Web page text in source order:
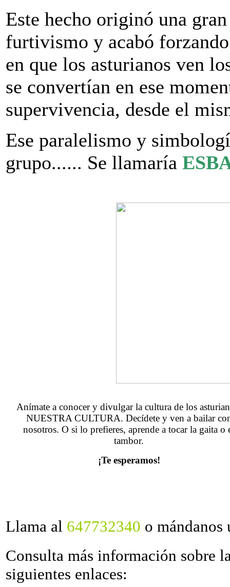
Este hecho originó una
furtivismo y acabó
en que los asturianos ven
se convertían en ese
supervivencia, desde el
Ese paralelismo y
grupo...... Se llamaría
Anímate a conocer y divulgar la cultura de los
NUESTRA CULTURA. Decídete y ven a bailar
nosotros. O si lo prefieres, aprende a tocar la gaita o
tambor.
¡Te esperamos!
Llama al 647732340 o
Consulta más información sobre
siguientes enlaces: